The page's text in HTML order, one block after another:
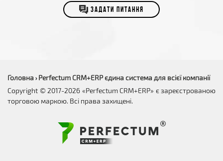
ЗАДАТИ ПИТАННЯ
Головна › Perfectum CRM+ERP єдина система для всієї компанії
Copyright © 2017-2026 «Perfectum CRM+ERP» є зареєстрованою
торговою маркою. Всі права захищені.